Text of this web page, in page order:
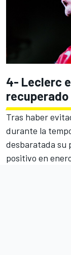
4- Leclerc
recuperado
Tras haber
durante la
desbaratada su
positivo en